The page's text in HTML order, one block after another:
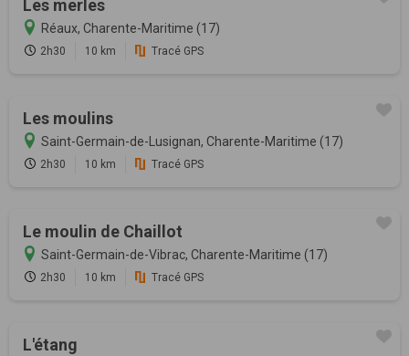
Les merles
Réaux, Charente-Maritime (17)
2h30 10 km Tracé GPS
Les moulins
Saint-Germain-de-Lusignan, Charente-Maritime (17)
2h30 10 km Tracé GPS
Le moulin de Chaillot
Saint-Germain-de-Vibrac, Charente-Maritime (17)
2h30 10 km Tracé GPS
L'étang